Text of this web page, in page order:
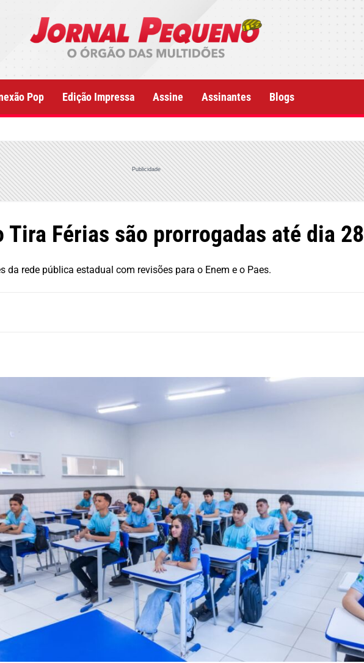
Pop Edição Impressa Assine Assinantes Blogs
Publicidade
Férias são prorrogadas até dia 28
rede pública estadual com revisões para o Enem e o Paes.